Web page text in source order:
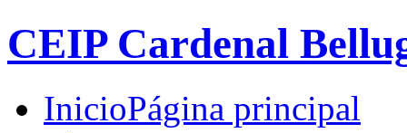
CEIP Cardenal
InicioPágina principal